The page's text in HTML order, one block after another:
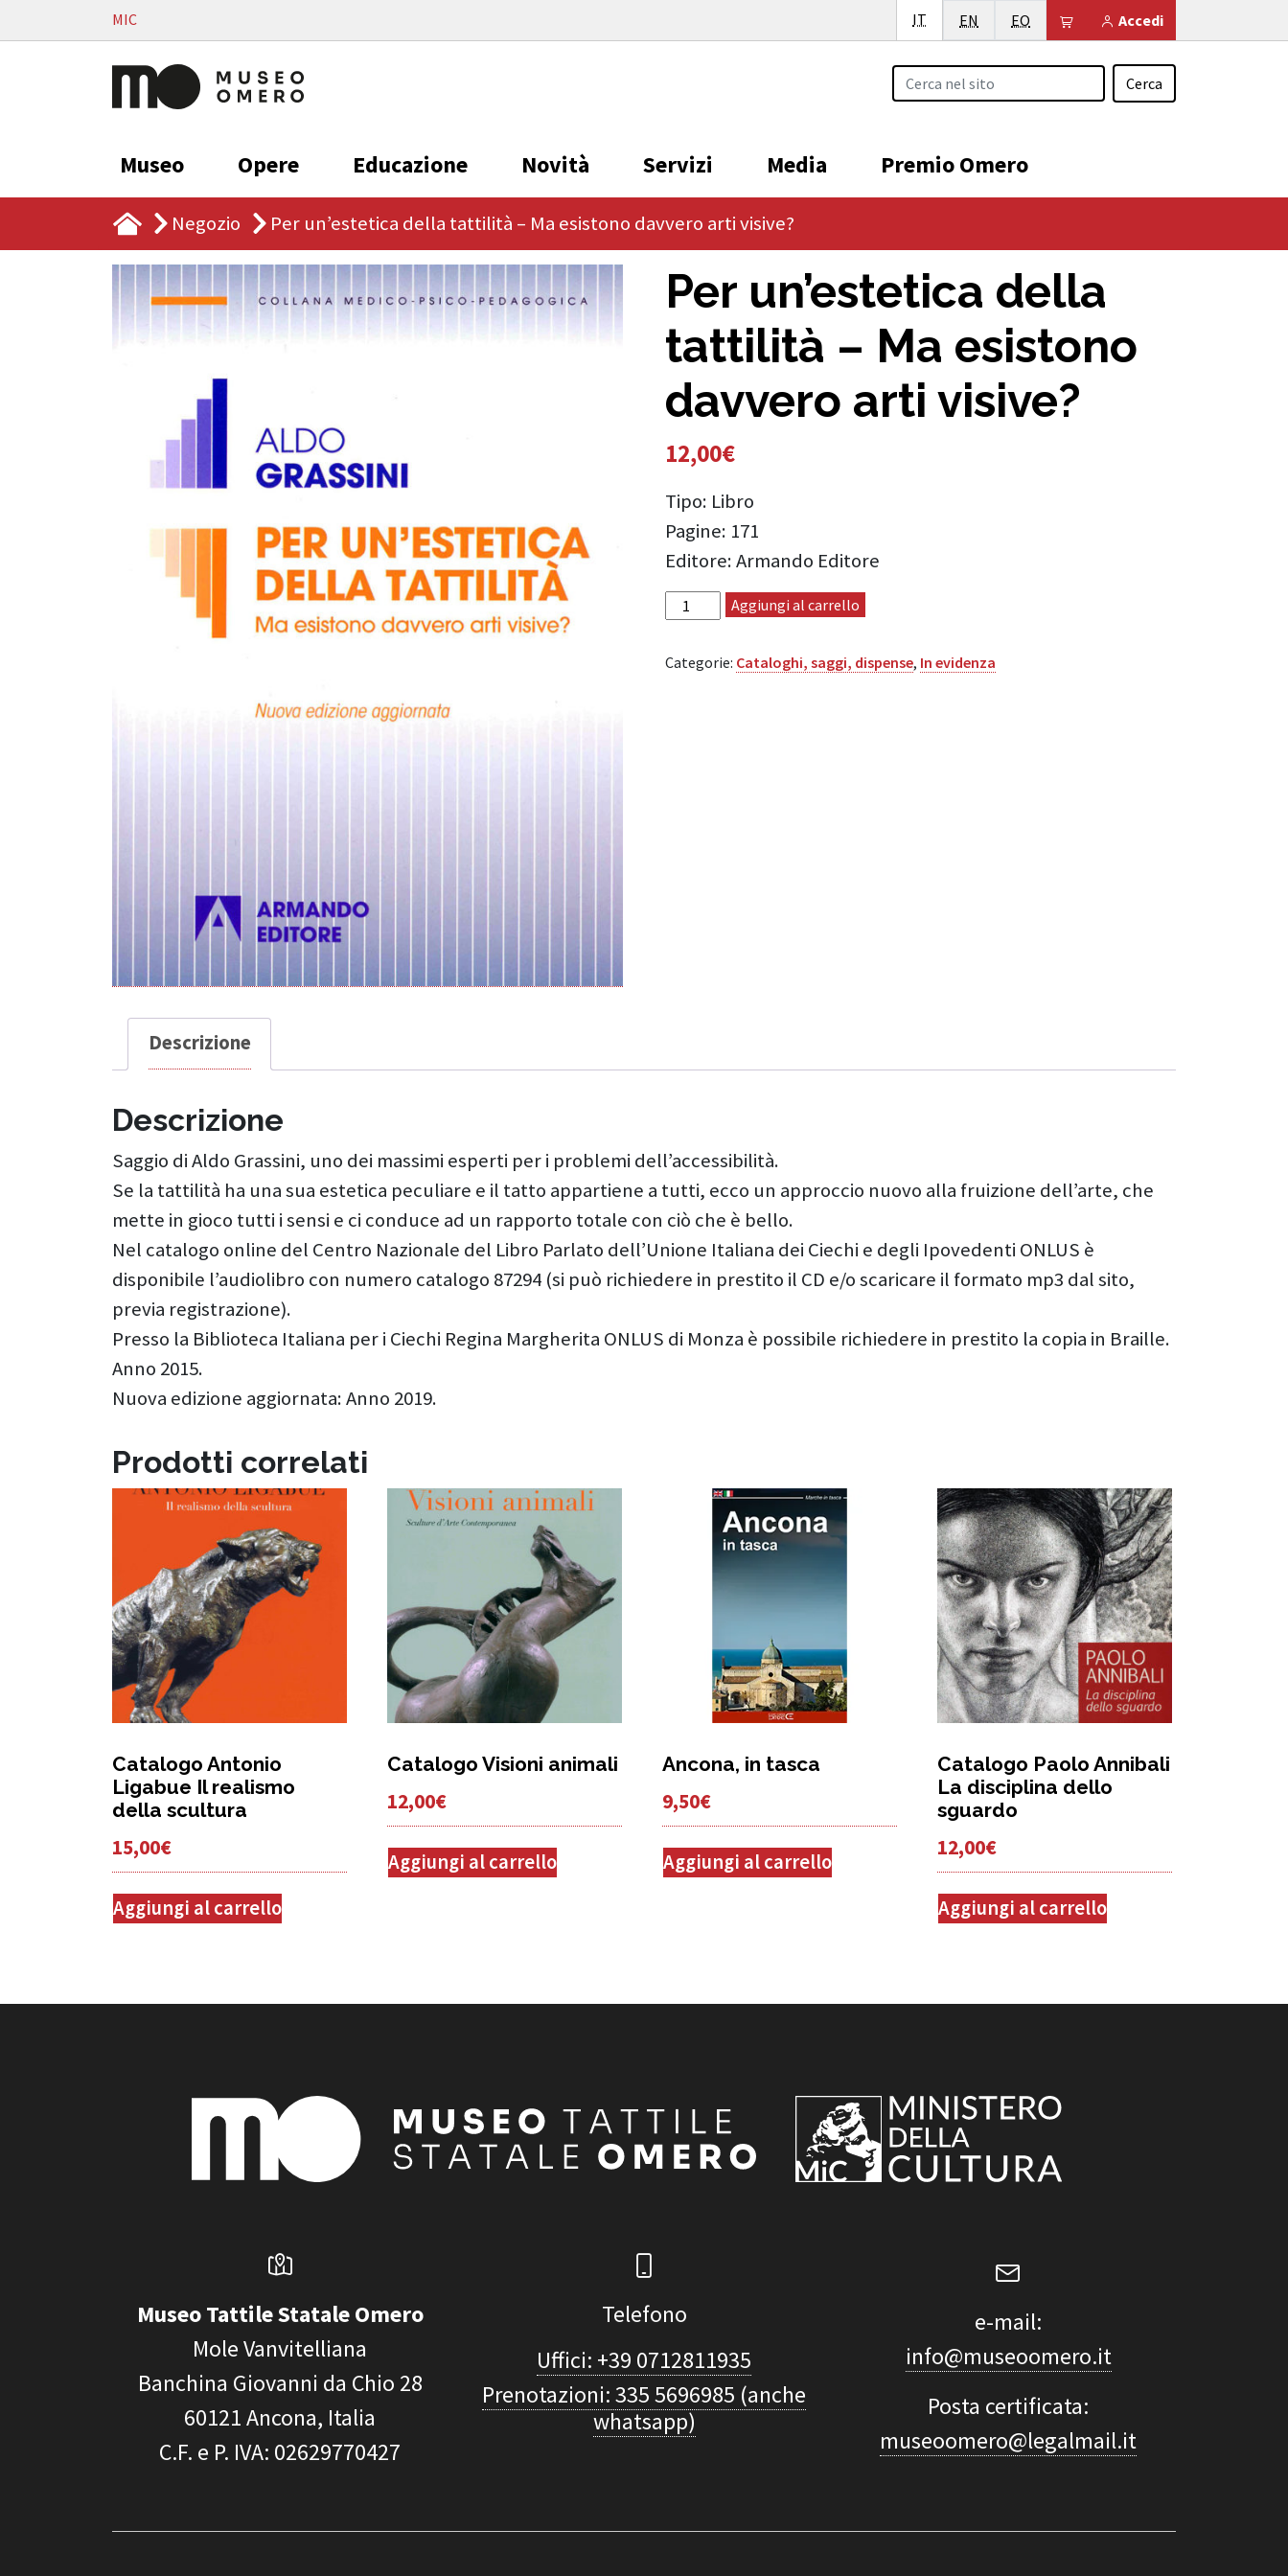
Vai al contenutoMIC Accedi
Il tuo carrello è vuoto
IT Italiano
EN English
EO Esperanto
Cerca
Museo Opere Educazione Novità Servizi Media Premio Omero
Negozio Per un’estetica della tattilità – Ma esistono davvero arti visive?
Per un’estetica della
tattilità – Ma esistono
davvero arti visive?
12,00€
Tipo: Libro
Pagine: 171
Editore: Armando Editore
Per un'estetica della tattilità - Ma esistono davvero arti visive? quantità
Aggiungi al carrello
Categorie: Cataloghi, saggi, dispense, In evidenza
Descrizione
Descrizione
Saggio di Aldo Grassini, uno dei massimi esperti per i problemi dell’accessibilità.
Se la tattilità ha una sua estetica peculiare e il tatto appartiene a tutti, ecco un approccio nuovo alla fruizione dell’arte, che
mette in gioco tutti i sensi e ci conduce ad un rapporto totale con ciò che è bello.
Nel catalogo online del Centro Nazionale del Libro Parlato dell’Unione Italiana dei Ciechi e degli Ipovedenti ONLUS è
disponibile l’audiolibro con numero catalogo 87294 (si può richiedere in prestito il CD e/o scaricare il formato mp3 dal sito,
previa registrazione).
Presso la Biblioteca Italiana per i Ciechi Regina Margherita ONLUS di Monza è possibile richiedere in prestito la copia in Braille.
Anno 2015.
Nuova edizione aggiornata: Anno 2019.
Prodotti correlati
Catalogo Antonio
Ligabue Il realismo
della scultura
15,00€
Aggiungi al carrello
Catalogo Visioni animali
12,00€
Aggiungi al carrello
Ancona, in tasca
9,50€
Aggiungi al carrello
Catalogo Paolo Annibali
La disciplina dello
sguardo
12,00€
Aggiungi al carrello
Museo Tattile Statale Omero
Mole Vanvitelliana
Banchina Giovanni da Chio 28
60121Ancona, Italia
C.F. e P. IVA: 02629770427
Telefono
Uffici: +39 0712811935
Prenotazioni: 335 5696985 (anche
whatsapp)
e-mail:
info@museoomero.it
Posta certificata:
museoomero@legalmail.it